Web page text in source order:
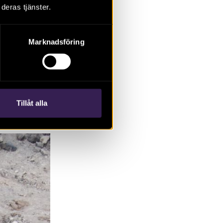
tjänster.
Marknadsföring
Tillåt alla
med
innehåll i
återstår att
till någon
beskrevs i
att